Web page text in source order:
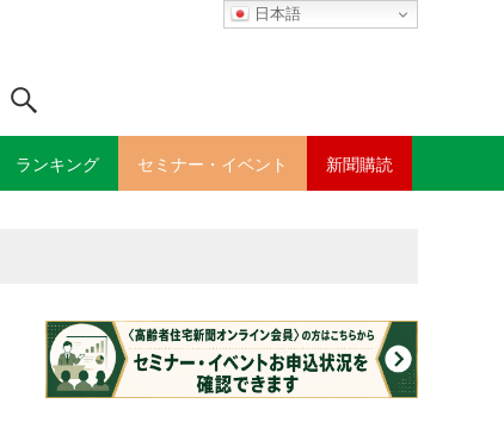
日本語
ランキング セミナー・イベント 新聞購読